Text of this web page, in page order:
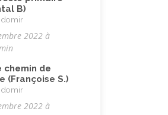
(44)
B)
2022 à
chemin de
(Françoise S.)
2022 à